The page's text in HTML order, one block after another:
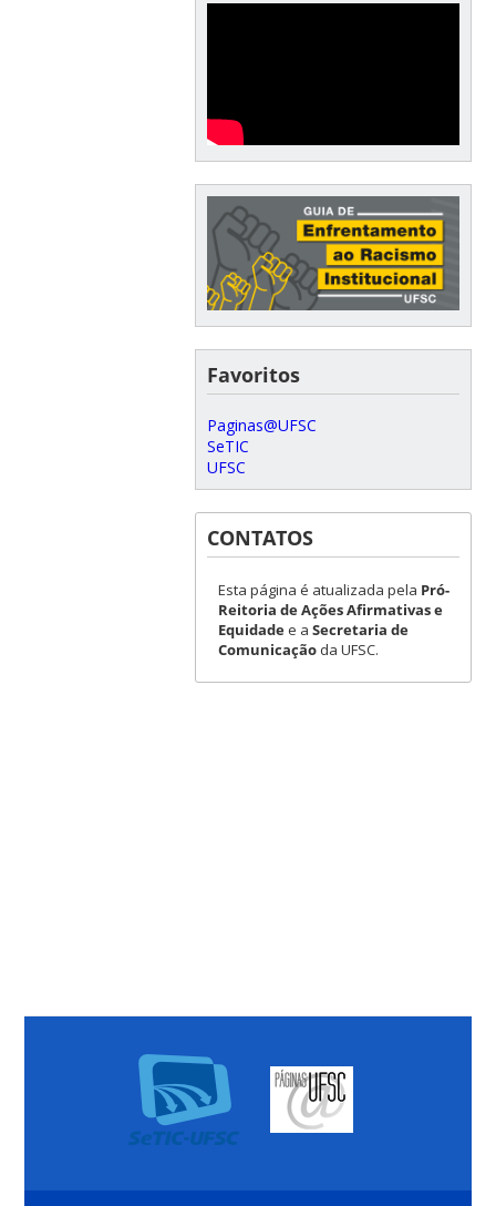
Favoritos
Paginas@UFSC
SeTIC
UFSC
CONTATOS
Esta página é atualizada pela Pró-
Reitoria de Ações Afirmativas e
Equidadee a Secretaria de
Comunicaçãoda UFSC.